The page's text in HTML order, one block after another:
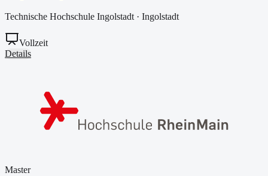
Technische Hochschule Ingolstadt · Ingolstadt
Vollzeit
Details
Master